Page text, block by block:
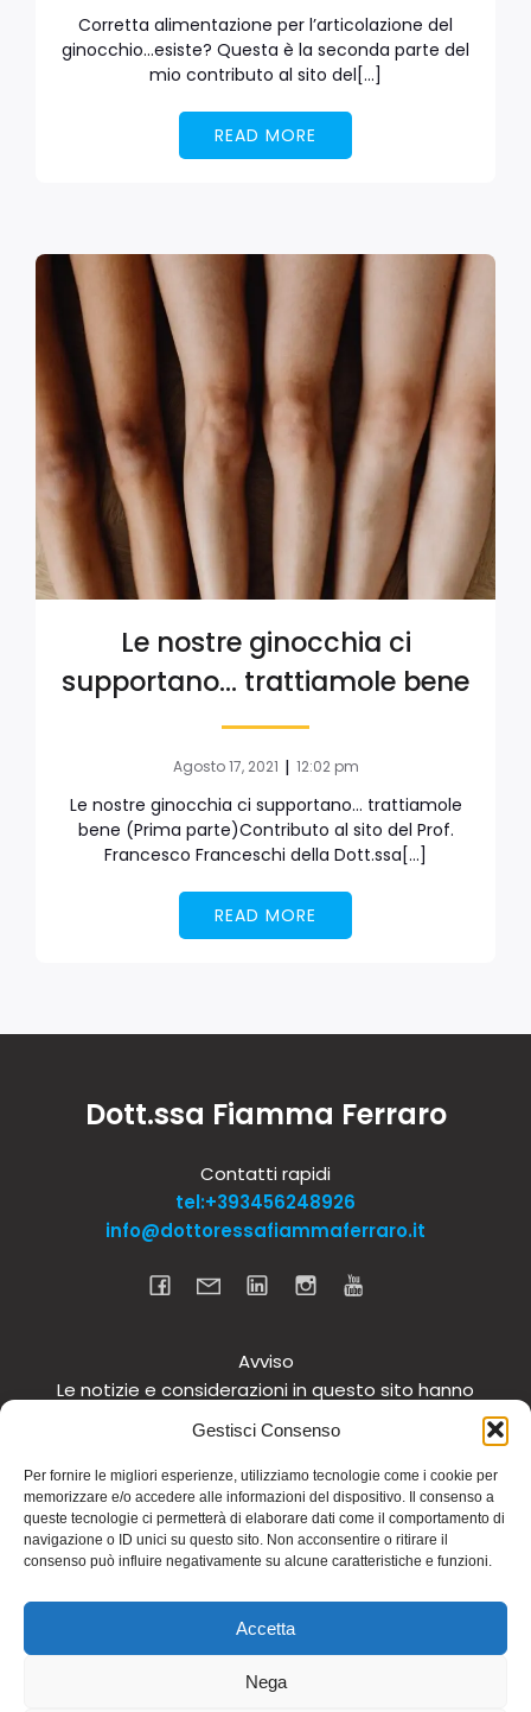
Gestisci Consenso
Per fornire le migliori esperienze, utilizziamo tecnologie come i cookie per
memorizzare e/o accedere alle informazioni del dispositivo. Il consenso a
queste tecnologie ci permetterà di elaborare dati come il comportamento di
navigazione o ID unici su questo sito. Non acconsentire o ritirare il
consenso può influire negativamente su alcune caratteristiche e funzioni.
Accetta
Nega
Corretta alimentazione per l’articolazione del
ginocchio…esiste? Questa è la seconda parte del
mio contributo al sito del[…]
READ MORE
Le nostre ginocchia ci
supportano… trattiamole bene
Agosto 17, 2021 | 12:02 pm
Le nostre ginocchia ci supportano… trattiamole
bene (Prima parte)Contributo al sito del Prof.
Francesco Franceschi della Dott.ssa[…]
READ MORE
Dott.ssa Fiamma Ferraro
Contatti rapidi
tel:+393456248926
info@dottoressafiammaferraro.it
Avviso
Le notizie e considerazioni in questo sito hanno
carattere informativo generale e non intendono in
alcun modo dare consigli medici. Si raccomanda di
non intraprendere o interrompere alcuna terapia o
assunzione o cambiamento di integratori o
tantomeno medicinali (nemmeno “naturali”) senza
una preventiva consultazione del proprio medico.
sito. Non si risponde inoltre in alcun modo in relazione
quali si rinvia.